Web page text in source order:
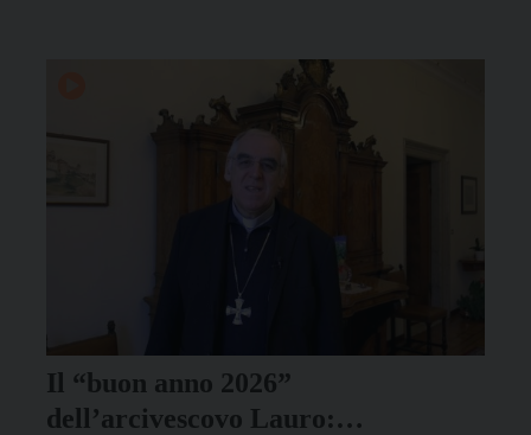
Il “buon anno 2026”
dell’arcivescovo Lauro: